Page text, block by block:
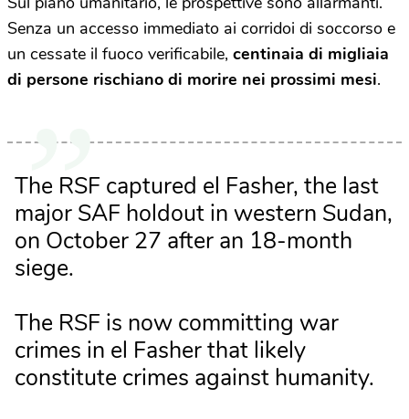
Senza un accesso immediato ai corridoi di soccorso e
un cessate il fuoco verificabile, centinaia di migliaia
di persone rischiano di morire nei prossimi mesi.
The RSF captured el Fasher, the last
major SAF holdout in western Sudan,
on October 27 after an 18-month
siege.
The RSF is now committing war
crimes in el Fasher that likely
constitute crimes against humanity.